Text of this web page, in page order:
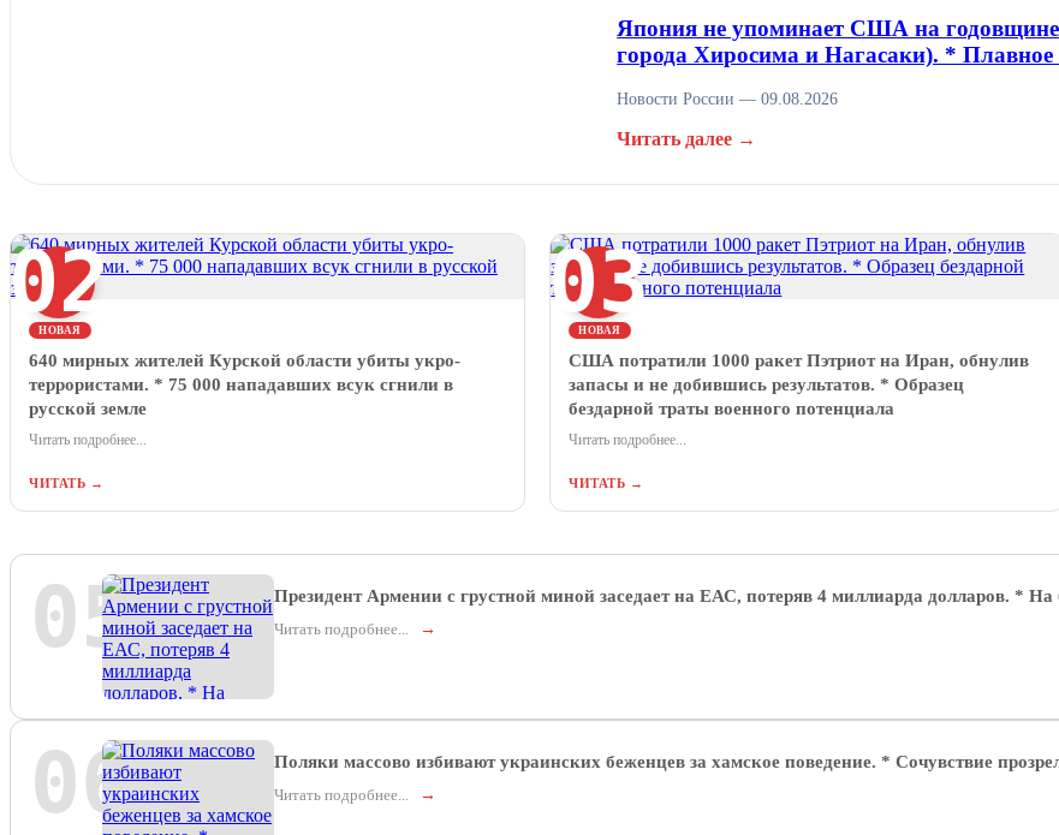
Япония не упоминает США на
города Хиросима и Нагасаки). * Плавное
Новости России — 09.08.2026
Читать далее →
02
НОВАЯ
640 мирных жителей Курской области убиты укро-
террористами. * 75 000 нападавших всук сгнили в
русской земле
Читать подробнее...
ЧИТАТЬ →
03
НОВАЯ
США потратили 1000 ракет Пэтриот на Иран, обнулив
запасы и не добившись результатов. * Образец
бездарной траты военного потенциала
Читать подробнее...
ЧИТАТЬ →
05 Президент Армении с грустной миной заседает на ЕАС, потеряв 4 миллиарда долларов. * На
Читать подробнее... →
06 Поляки массово избивают украинских беженцев за хамское поведение. * Сочувствие
Читать подробнее... →